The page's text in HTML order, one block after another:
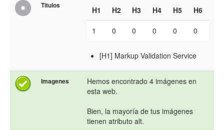
Titulos H1 H2 H3 H4 H5 H6
1 0 0 0 0 0
[H1] Markup Validation Service
Imagenes
Hemos encontrado 4 imágenes en
esta web.
Bien, la mayoría de tus imágenes
tienen atributo alt.